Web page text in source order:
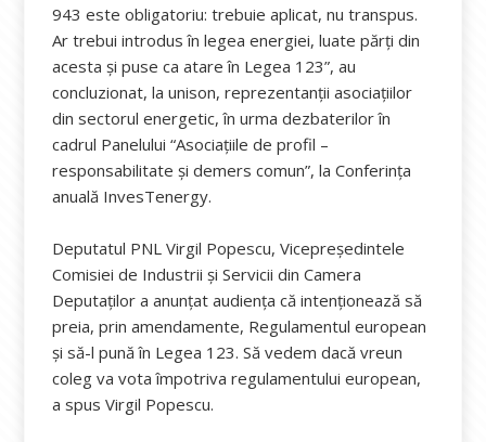
943 este obligatoriu: trebuie aplicat, nu transpus.
Ar trebui introdus în legea energiei, luate părți din
acesta și puse ca atare în Legea 123”, au
concluzionat, la unison, reprezentanții asociațiilor
din sectorul energetic, în urma dezbaterilor în
cadrul Panelului “Asociațiile de profil –
responsabilitate și demers comun”, la Conferința
anuală InvesTenergy.
Deputatul PNL Virgil Popescu, Vicepreședintele
Comisiei de Industrii și Servicii din Camera
Deputaților a anunțat audiența că intenționează să
preia, prin amendamente, Regulamentul european
și să-l pună în Legea 123. Să vedem dacă vreun
coleg va vota împotriva regulamentului european,
a spus Virgil Popescu.